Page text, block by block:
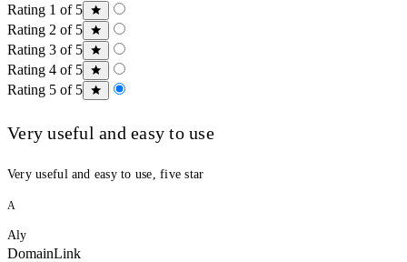
Rating 1 of 5
Rating 2 of 5
Rating 3 of 5
Rating 4 of 5
Rating 5 of 5
Very useful and easy to use
Very useful and easy to use, five star
A
Aly
DomainLink